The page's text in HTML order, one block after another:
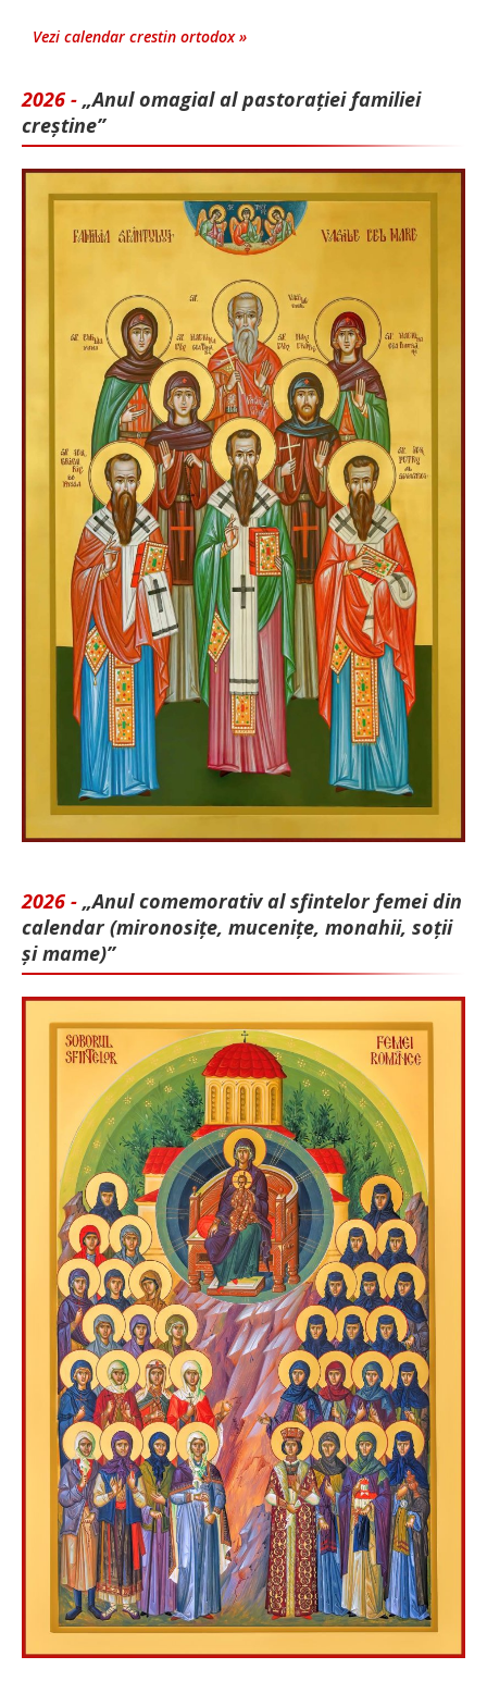
Vezi calendar crestin ortodox »
2026 - „Anul omagial al pastorației familiei
creștine”
2026 - „Anul comemorativ al sfintelor femei din
calendar (mironosițe, mu­cenițe, monahii, soții
și mame)”